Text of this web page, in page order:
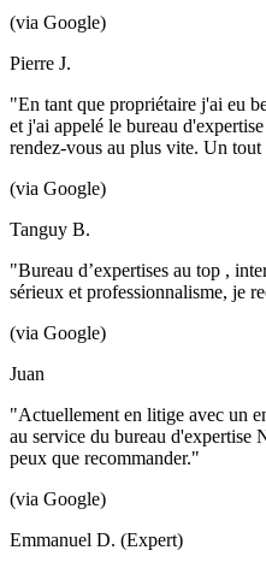
(via Google)
Pierre J.
"En tant que propriétaire j'ai eu
et j'ai appelé le bureau
rendez-vous au plus vite. Un
(via Google)
Tanguy B.
"Bureau d’expertises au top ,
sérieux et professionnalisme, je
(via Google)
Juan
"Actuellement en litige avec un
au service du bureau d'expertise
peux que recommander."
(via Google)
Emmanuel D. (Expert)